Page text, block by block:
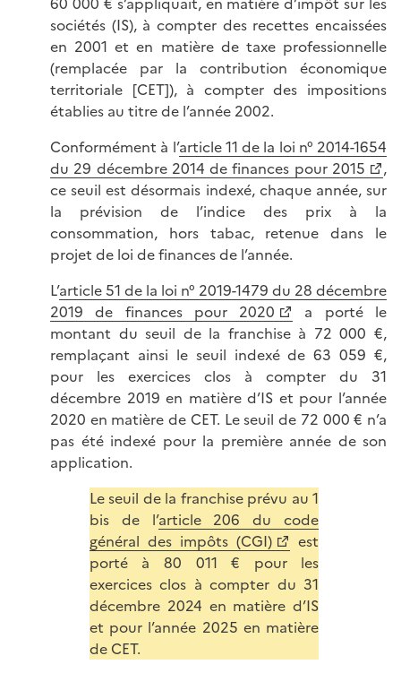
sociétés (IS), à compter des recettes encaissées
en 2001 et en matière de taxe professionnelle
(remplacée par la contribution économique
territoriale [CET]), à compter des impositions
établies au titre de l’année 2002.
Conformément à l’article 11 de la loi n° 2014-1654
du 29 décembre 2014 de finances pour 2015
,
ce seuil est désormais indexé, chaque année, sur
la prévision de l’indice des prix à la
consommation, hors tabac, retenue dans le
projet de loi de finances de l’année.
L’article 51 de la loi n° 2019-1479 du 28 décembre
2019 de finances pour 2020
a porté le
montant du seuil de la franchise à 72 000 €,
remplaçant ainsi le seuil indexé de 63 059 €,
pour les exercices clos à compter du 31
décembre 2019 en matière d’IS et pour l’année
2020 en matière de CET. Le seuil de 72 000 € n’a
pas été indexé pour la première année de son
application.
Le seuil de la franchise prévu au 1
bis de l’article 206 du code
général des impôts (CGI)
est
porté à 80 011 € pour les
exercices clos à compter du 31
décembre 2024 en matière d’IS
et pour l’année 2025 en matière
de CET.